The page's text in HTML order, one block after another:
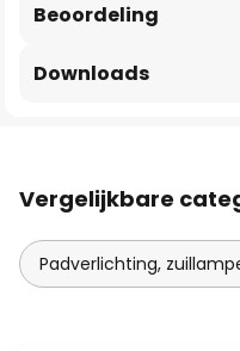
Beoordeling
Downloads
Vergelijkbare
Padverlichting,